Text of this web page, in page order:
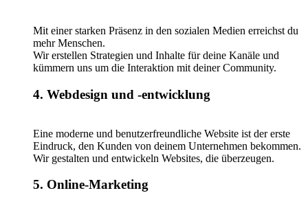
Mit einer starken Präsenz in den sozialen Medien erreichst du
mehr Menschen.
Wir erstellen Strategien und Inhalte für deine Kanäle und
kümmern uns um die Interaktion mit deiner Community.
4. Webdesign und -entwicklung
Eine moderne und benutzerfreundliche Website ist der erste
Eindruck, den Kunden von deinem Unternehmen bekommen.
Wir gestalten und entwickeln Websites, die überzeugen.
5. Online-Marketing